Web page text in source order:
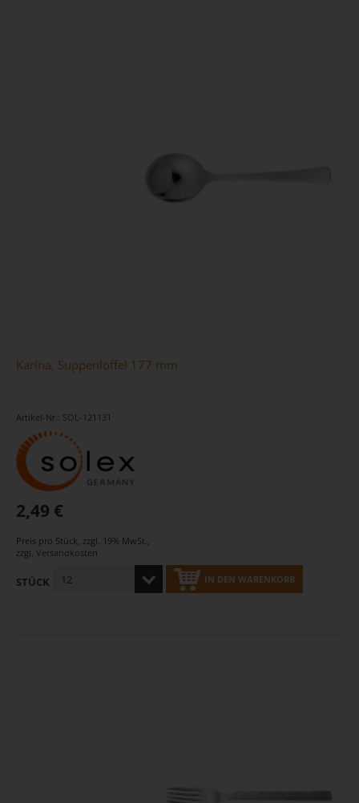
Karina, Suppenlöffel 177 mm
Artikel-Nr.: SOL-121131
2,49 €
Preis pro Stück, zzgl. 19% MwSt.,
zzgl. Versandkosten
STÜCK IN DEN WARENKORB